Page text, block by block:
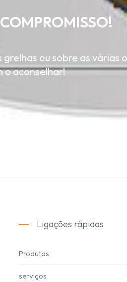
ou sobre as várias
o aconselhar!
Ligações rápidas
Produtos
serviços